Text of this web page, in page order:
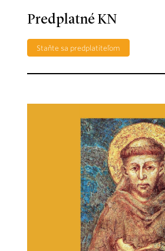
Predplatné KN
Staňte sa predplatiteľom